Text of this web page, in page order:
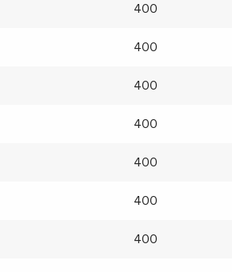
400
400
400
400
400
400
400